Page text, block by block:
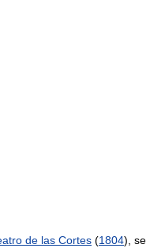
de las Cortes (1804), se